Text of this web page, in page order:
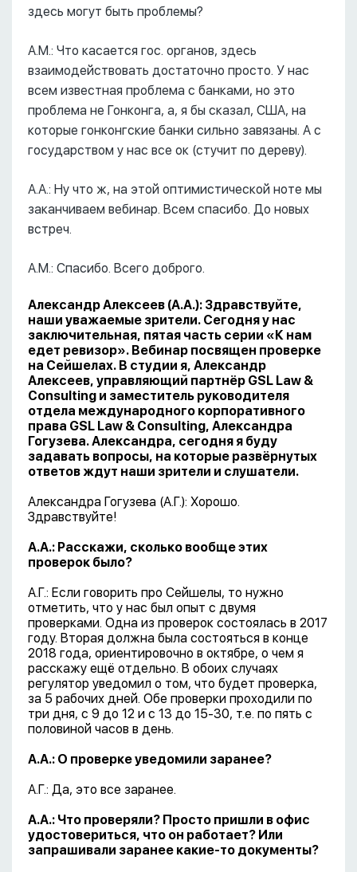
здесь могут быть проблемы?
А.М.: Что касается гос. органов, здесь
взаимодействовать достаточно просто. У нас
всем известная проблема с банками, но это
проблема не Гонконга, а, я бы сказал, США, на
которые гонконгские банки сильно завязаны. А с
государством у нас все ок (стучит по дереву).
А.А.: Ну что ж, на этой оптимистической ноте мы
заканчиваем вебинар. Всем спасибо. До новых
встреч.
А.М.: Спасибо. Всего доброго.
Александр Алексеев (А.А.): Здравствуйте,
наши уважаемые зрители. Сегодня у нас
заключительная, пятая часть серии «К нам
едет ревизор». Вебинар посвящен проверке
на Сейшелах. В студии я, Александр
Алексеев, управляющий партнёр GSL Law &
Consulting и заместитель руководителя
отдела международного корпоративного
права GSL Law & Consulting, Александра
Гогузева. Александра, сегодня я буду
задавать вопросы, на которые развёрнутых
ответов ждут наши зрители и слушатели.
Александра Гогузева (А.Г.): Хорошо.
Здравствуйте!
А.А.: Расскажи, сколько вообще этих
проверок было?
А.Г.: Если говорить про Сейшелы, то нужно
отметить, что у нас был опыт с двумя
проверками. Одна из проверок состоялась в 2017
году. Вторая должна была состояться в конце
2018 года, ориентировочно в октябре, о чем я
расскажу ещё отдельно. В обоих случаях
регулятор уведомил о том, что будет проверка,
за 5 рабочих дней. Обе проверки проходили по
три дня, с 9 до 12 и с 13 до 15-30, т.е. по пять с
половиной часов в день.
А.А.: О проверке уведомили заранее?
А.Г.: Да, это все заранее.
А.А.: Что проверяли? Просто пришли в офис
удостовериться, что он работает? Или
запрашивали заранее какие-то документы?